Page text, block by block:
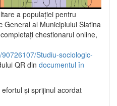
a populaţiei pentru
General al Municipiului Slatina
chestionarul online,
Studiu-sociologic-
QR din documentul în
şi sprijinul acordat